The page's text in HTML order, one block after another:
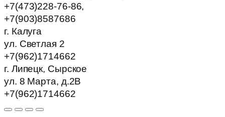
+7(473)228-76-86,
+7(903)8587686
г. Калуга
ул. Светлая 2
+7(962)1714662
г. Липецк, Сырское
ул. 8 Марта, д.2В
+7(962)1714662